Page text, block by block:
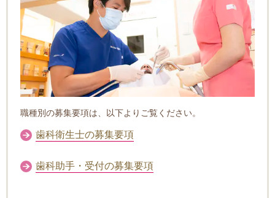
職種別の募集要項は、以下よりご覧ください。
歯科衛生士の募集要項
歯科助手・受付の募集要項